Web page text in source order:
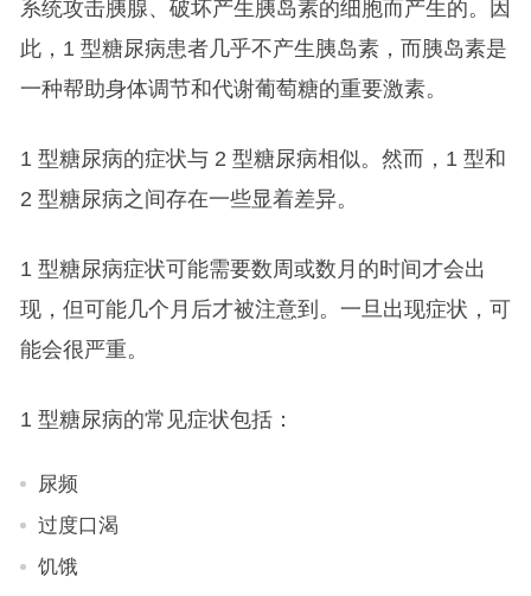
系统攻击胰腺、破坏产生胰岛素的细胞而产生的。因
此，1 型糖尿病患者几乎不产生胰岛素，而胰岛素是
一种帮助身体调节和代谢葡萄糖的重要激素。
1 型糖尿病的症状与 2 型糖尿病相似。然而，1 型和
2 型糖尿病之间存在一些显着差异。
1 型糖尿病症状可能需要数周或数月的时间才会出
现，但可能几个月后才被注意到。一旦出现症状，可
能会很严重。
1 型糖尿病的常见症状包括：
尿频
过度口渴
饥饿